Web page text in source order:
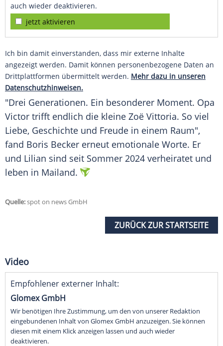
auch wieder deaktivieren.
jetzt aktivieren
Ich bin damit einverstanden, dass mir externe Inhalte
angezeigt werden. Damit können personenbezogene Daten an
Drittplattformen übermittelt werden. Mehr dazu in unseren
Datenschutzhinweisen.
"Drei Generationen. Ein besonderer Moment. Opa
Victor trifft endlich die kleine Zoë Vittoria. So viel
Liebe, Geschichte und Freude in einem Raum",
fand Boris Becker erneut emotionale Worte. Er
und Lilian sind seit Sommer 2024 verheiratet und
leben in Mailand.
Quelle:spot on news GmbH
ZURÜCK ZUR STARTSEITE
Video
Empfohlener externer Inhalt:
Glomex GmbH
Wir benötigen Ihre Zustimmung, um den von unserer Redaktion
eingebundenen Inhalt von Glomex GmbH anzuzeigen. Sie können
diesen mit einem Klick anzeigen lassen und auch wieder
deaktivieren.